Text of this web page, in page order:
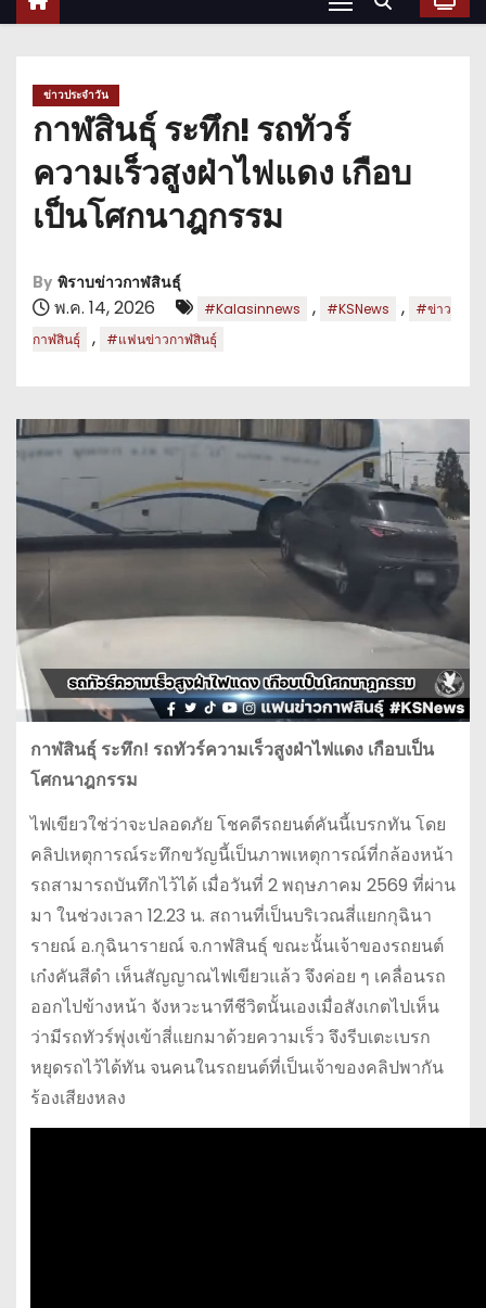
ข่าวประจำวัน
กาฬสินธุ์ ระทึก! รถทัวร์
ความเร็วสูงฝ่าไฟแดง เกือบ
เป็นโศกนาฎกรรม
By พิราบข่าวกาฬสินธุ์
พ.ค. 14, 2026 #Kalasinnews , #KSNews ,
#ข่าว
กาฬสินธุ์
, #แฟนข่าวกาฬสินธุ์
กาฬสินธุ์ ระทึก! รถทัวร์ความเร็วสูงฝ่าไฟแดง เกือบเป็น
โศกนาฎกรรม
ไฟเขียวใช่ว่าจะปลอดภัย โชคดีรถยนต์คันนี้เบรกทัน โดย
คลิปเหตุการณ์ระทึกขวัญนี้เป็นภาพเหตุการณ์ที่กล้องหน้า
รถสามารถบันทึกไว้ได้ เมื่อวันที่ 2 พฤษภาคม 2569 ที่ผ่าน
มา ในช่วงเวลา 12.23 น. สถานที่เป็นบริเวณสี่แยกกุฉินา
รายณ์ อ.กุฉินารายณ์ จ.กาฬสินธุ์ ขณะนั้นเจ้าของรถยนต์
เก๋งคันสีดำ เห็นสัญญาณไฟเขียวแล้ว จึงค่อย ๆ เคลื่อนรถ
ออกไปข้างหน้า จังหวะนาทีชีวิตนั้นเองเมื่อสังเกตไปเห็น
ว่ามีรถทัวร์พุ่งเข้าสี่แยกมาด้วยความเร็ว จึงรีบเตะเบรก
หยุดรถไว้ได้ทัน จนคนในรถยนต์ที่เป็นเจ้าของคลิปพากัน
ร้องเสียงหลง